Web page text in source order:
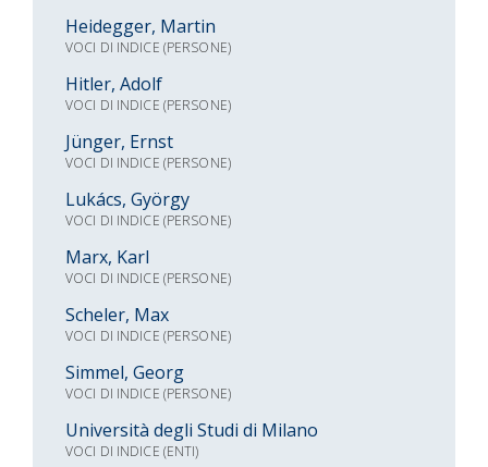
Heidegger, Martin
VOCI DI INDICE (PERSONE)
Hitler, Adolf
VOCI DI INDICE (PERSONE)
Jünger, Ernst
VOCI DI INDICE (PERSONE)
Lukács, György
VOCI DI INDICE (PERSONE)
Marx, Karl
VOCI DI INDICE (PERSONE)
Scheler, Max
VOCI DI INDICE (PERSONE)
Simmel, Georg
VOCI DI INDICE (PERSONE)
Università degli Studi di Milano
VOCI DI INDICE (ENTI)